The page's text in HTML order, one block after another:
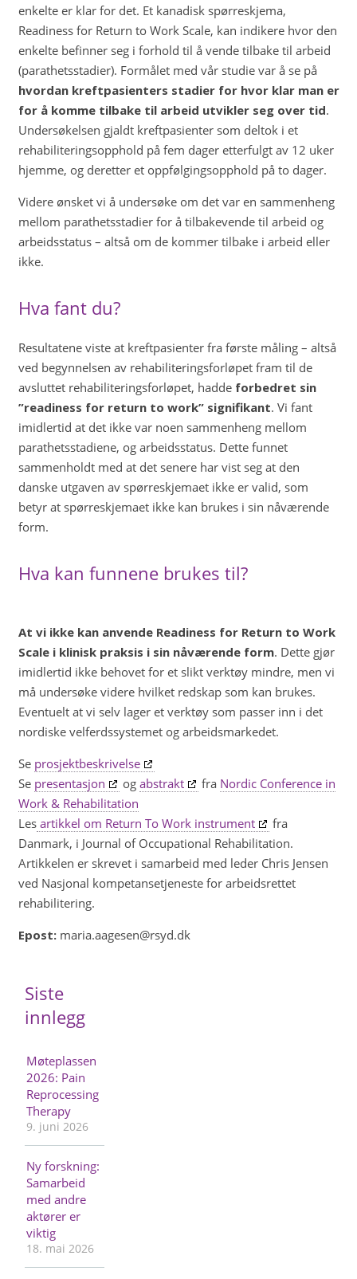
enkelte er klar for det. Et kanadisk spørreskjema,
Readiness for Return to Work Scale, kan indikere hvor den
enkelte befinner seg i forhold til å vende tilbake til arbeid
(parathetsstadier). Formålet med vår studie var å se på
hvordan kreftpasienters stadier for hvor klar man er
for å komme tilbake til arbeid utvikler seg over tid.
Undersøkelsen gjaldt kreftpasienter som deltok i et
rehabiliteringsopphold på fem dager etterfulgt av 12 uker
hjemme, og deretter et oppfølgingsopphold på to dager.
Videre ønsket vi å undersøke om det var en sammenheng
mellom parathetsstadier for å tilbakevende til arbeid og
arbeidsstatus – altså om de kommer tilbake i arbeid eller
ikke.
Hva fant du?
Resultatene viste at kreftpasienter fra første måling – altså
ved begynnelsen av rehabiliteringsforløpet fram til de
avsluttet rehabiliteringsforløpet, hadde forbedret sin
”readiness for return to work” signifikant. Vi fant
imidlertid at det ikke var noen sammenheng mellom
parathetsstadiene, og arbeidsstatus. Dette funnet
sammenholdt med at det senere har vist seg at den
danske utgaven av spørreskjemaet ikke er valid, som
betyr at spørreskjemaet ikke kan brukes i sin nåværende
form.
Hva kan funnene brukes til?
At vi ikke kan anvende Readiness for Return to Work
Scale i klinisk praksis i sin nåværende form. Dette gjør
imidlertid ikke behovet for et slikt verktøy mindre, men vi
må undersøke videre hvilket redskap som kan brukes.
Eventuelt at vi selv lager et verktøy som passer inn i det
nordiske velferdssystemet og arbeidsmarkedet.
Se prosjektbeskrivelse
Se presentasjon og abstrakt fra Nordic Conference in
Work & Rehabilitation
Lesartikkel om Return To Work instrument
fra
Danmark, i Journal of Occupational Rehabilitation.
Artikkelen er skrevet i samarbeid med leder Chris Jensen
ved Nasjonal kompetansetjeneste for arbeidsrettet
rehabilitering.
Epost:maria.aagesen@rsyd.dk
Siste
innlegg
Møteplassen
2026: Pain
Reprocessing
Therapy
9. juni 2026
Ny forskning:
Samarbeid
med andre
aktører er
viktig
18. mai 2026